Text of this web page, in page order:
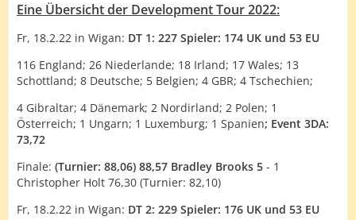
Eine Übersicht der Development Tour 2022:
Fr, 18.2.22 in Wigan: DT 1: 227 Spieler: 174 UK und 53 EU
116 England; 26 Niederlande; 18 Irland; 17 Wales; 13
Schottland; 8 Deutsche; 5 Belgien; 4 GBR; 4 Tschechien;
4 Gibraltar; 4 Dänemark; 2 Nordirland; 2 Polen; 1
Österreich; 1 Ungarn; 1 Luxemburg; 1 Spanien; Event 3DA:
73,72
Finale: (Turnier: 88,06) 88,57 Bradley Brooks 5 - 1
Christopher Holt 76,30 (Turnier: 82,10)
Fr, 18.2.22 in Wigan: DT 2: 229 Spieler: 176 UK und 53 EU